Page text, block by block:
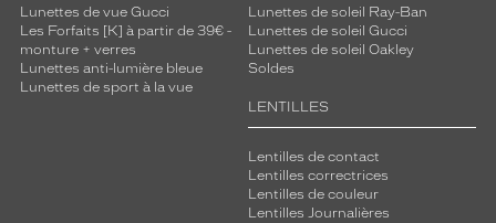
Lunettes de vue Gucci
Les Forfaits [K] à partir de 39€ -
monture + verres
Lunettes anti-lumière bleue
Lunettes de sport à la vue
Lunettes de soleil Ray-Ban
Lunettes de soleil Gucci
Lunettes de soleil Oakley
Soldes
LENTILLES
Lentilles de contact
Lentilles correctrices
Lentilles de couleur
Lentilles Journalières